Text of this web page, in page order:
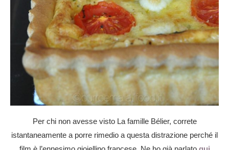
Per chi non avesse visto La famille Bélier, correte
istantaneamente a porre rimedio a questa distrazione perché il